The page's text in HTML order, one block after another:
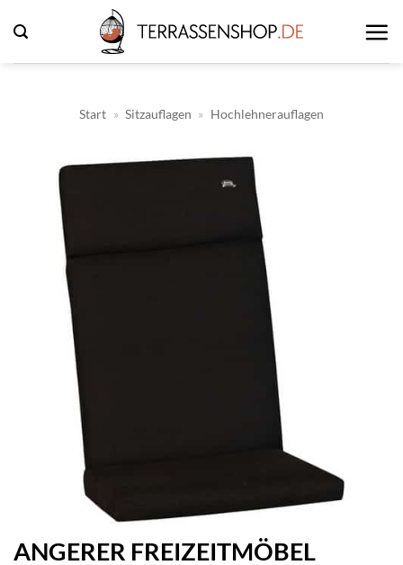
Inhalt
springen
Start » Sitzauflagen » Hochlehnerauflagen
ANGERER FREIZEITMÖBEL